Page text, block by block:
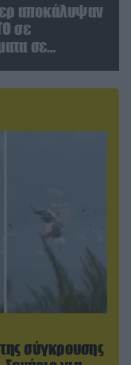
αποκάλυψαν
σε
σε
σύγκρουσης